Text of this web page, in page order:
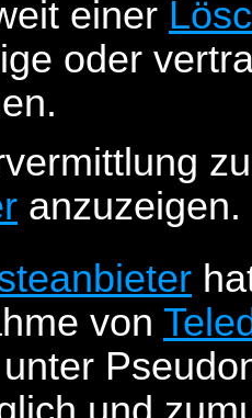
einer
oder
anzuzeigen.
von